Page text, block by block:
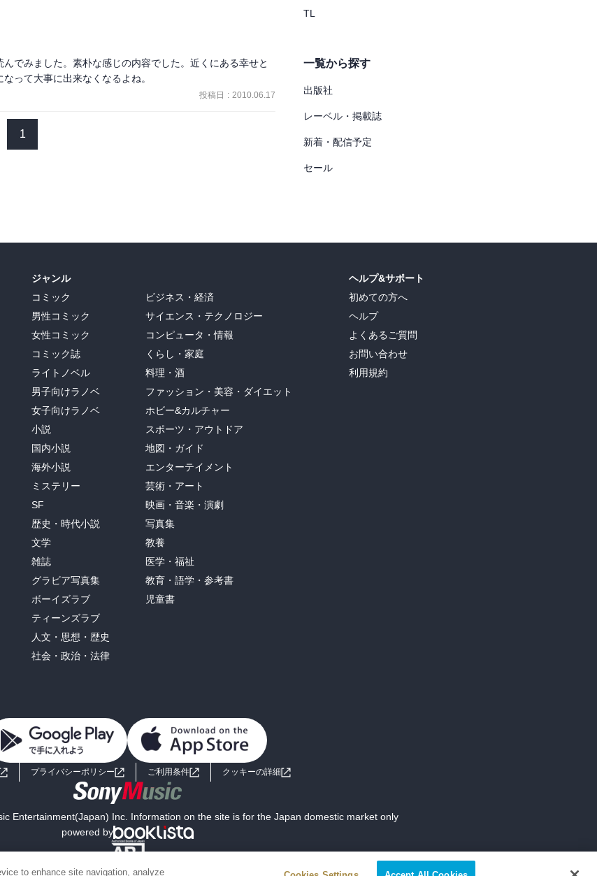
でみました。素朴な感じの内容でした。近くにある幸せと
って大事に出来なくなるよね。
投稿日 : 2010.06.17
1
TL
一覧から探す
出版社
レーベル・掲載誌
新着・配信予定
セール
ジャンル
コミック
男性コミック
女性コミック
コミック誌
ライトノベル
男子向けラノベ
女子向けラノベ
小説
国内小説
海外小説
ミステリー
SF
歴史・時代小説
文学
雑誌
グラビア写真集
ボーイズラブ
ティーンズラブ
人文・思想・歴史
社会・政治・法律
ビジネス・経済
サイエンス・テクノロジー
コンピュータ・情報
くらし・家庭
料理・酒
ファッション・美容・ダイエット
ホビー&カルチャー
スポーツ・アウトドア
地図・ガイド
エンターテイメント
芸術・アート
映画・音楽・演劇
写真集
教養
医学・福祉
教育・語学・参考書
児童書
ヘルプ&サポート
初めての方へ
ヘルプ
よくあるご質問
お問い合わせ
利用規約
プライバシーポリシー ご利用条件 クッキーの詳細
Entertainment(Japan) Inc. Information on the site is for the Japan domestic market only
powered by
to enhance site navigation, analyze